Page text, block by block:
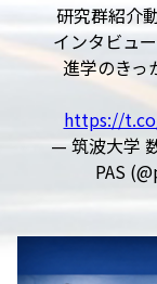
研究群紹介
インタビュ
進学のきっ
https://
— 筑波大学
PAS